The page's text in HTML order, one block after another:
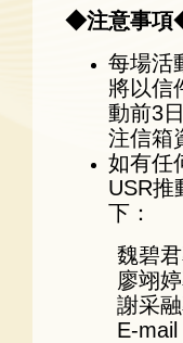
◆注意事
每場活
將以信
動前3
注信箱
如有任
USR推
下：
魏碧
廖翊
謝采
E-